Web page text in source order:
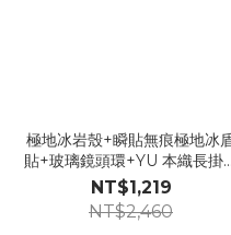
極地冰岩殼+瞬貼無痕極地冰
貼+玻璃鏡頭環+YU 本織長掛繩
【GG51】
NT$1,219
NT$2,460